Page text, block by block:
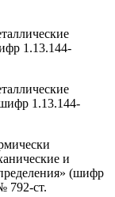
1.13.144-
1.13.144-
и
(шифр
792-ст.